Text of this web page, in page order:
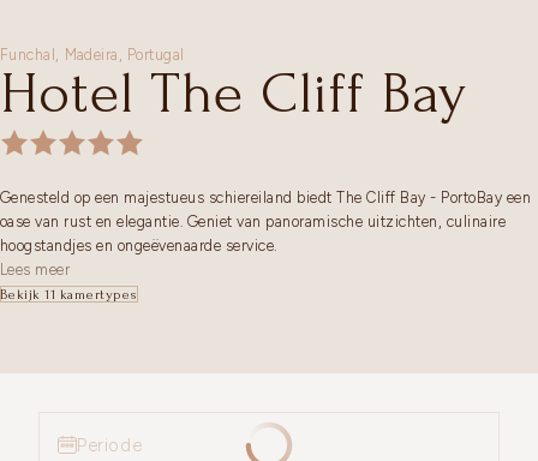
Funchal, Madeira , Portugal
Hotel The Cliff Bay
Genesteld op een majestueus schiereiland biedt The Cliff Bay - PortoBay een
oase van rust en elegantie. Geniet van panoramische uitzichten, culinaire
hoogstandjes en ongeëvenaarde service.
Lees meer
Bekijk 11 kamertypes
Periode